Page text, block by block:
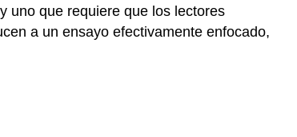
uno que requiere que los lectores
a un ensayo efectivamente enfocado,